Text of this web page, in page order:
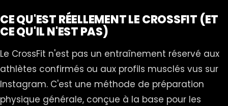
CE QU'EST RÉELLEMENT LE CROSSFIT (ET
CE QU'IL N'EST PAS)
Le CrossFit n'est pas un entraînement réservé aux
athlètes confirmés ou aux profils musclés vus sur
Instagram. C'est une méthode de préparation
physique générale, conçue à la base pour les